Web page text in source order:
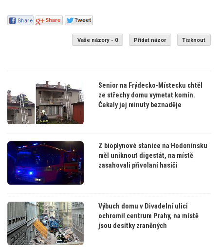
Vaše názory - 0 Přidat názor Tisknout
Senior na Frýdecko-Místecku chtěl
ze střechy domu vymetat komín.
Čekaly jej minuty beznaděje
Z bioplynové stanice na Hodonínsku
měl uniknout digestát, na místě
zasahovali přivolaní hasiči
Výbuch domu v Divadelní ulici
ochromil centrum Prahy, na místě
jsou desítky zraněných